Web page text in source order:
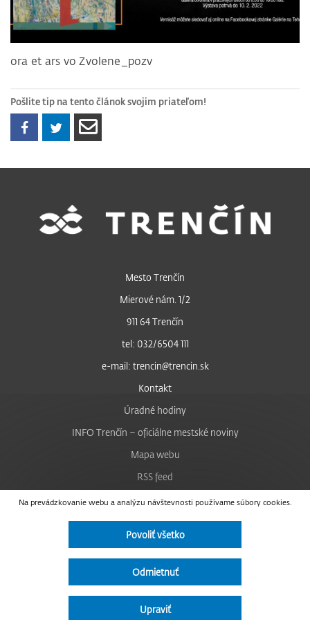
ora et ars vo Zvolene_pozv
Pošlite tip na tento článok svojim priateľom!
Na prevádzkovanie webu a analýzu návštevnosti používame súbory cookies.
Povoliť všetko
Odmietnuť
Upraviť
Mesto Trenčín
Mierové nám. 1/2
911 64 Trenčín
tel: 032/6504 111
e-mail: trencin@trencin.sk
Kontakt
Úradné hodiny
INFO Trenčín – oficiálne mestské noviny
Mapa webu
RSS feed
Nastavenie cookies
Facebook
Instagram
Vyhlásenie o prístupnosti